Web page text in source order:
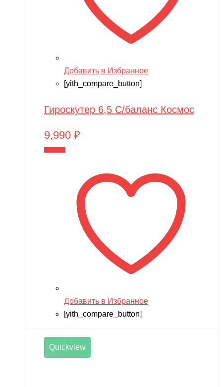
Добавить в Избранное
[yith_compare_button]
Гироскутер 6,5 С/баланс Космос
9,990 ₽
Добавить в Избранное
[yith_compare_button]
Quickview